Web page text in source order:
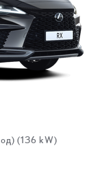
(136 kW)